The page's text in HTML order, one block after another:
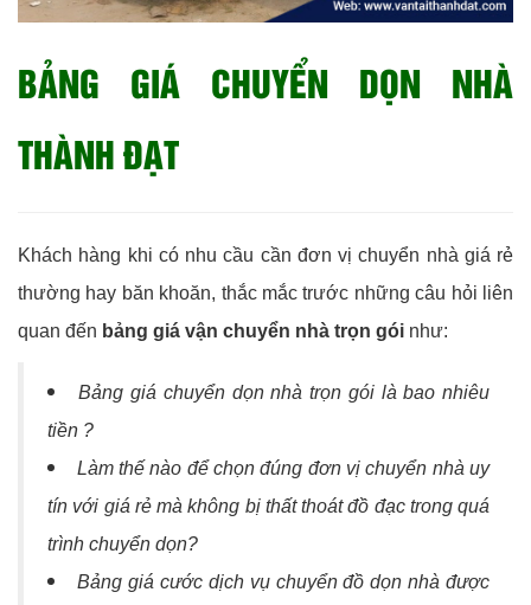
BẢNG GIÁ CHUYỂN DỌN NHÀ
THÀNH ĐẠT
Khách hàng khi có nhu cầu cần đơn vị chuyển nhà giá rẻ
thường hay băn khoăn, thắc mắc trước những câu hỏi liên
quan đến bảng giá vận chuyển nhà trọn gói như:
Bảng giá chuyển dọn nhà trọn gói là bao nhiêu
tiền ?
Làm thế nào để chọn đúng đơn vị chuyển nhà uy
tín với giá rẻ mà không bị thất thoát đồ đạc trong quá
trình chuyển dọn?
Bảng giá cước dịch vụ chuyển đồ dọn nhà được